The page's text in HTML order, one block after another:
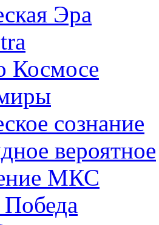
Эра
Космосе
сознание
вероятное
МКС